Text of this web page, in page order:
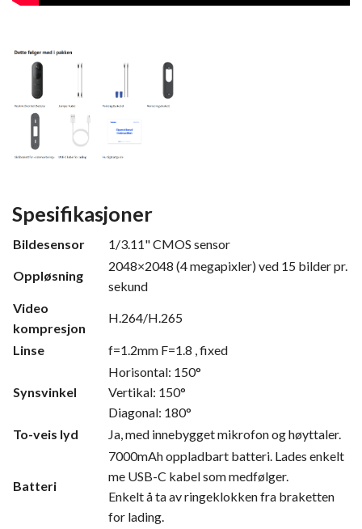
Spesifikasjoner
Bildesensor 1/3.11" CMOS sensor
Oppløsning
2048×2048 (4 megapixler) ved 15 bilder pr.
sekund
Video
kompresjon
H.264/H.265
Linse f=1.2mm F=1.8 , fixed
Synsvinkel
Horisontal: 150°
Vertikal: 150°
Diagonal: 180°
To-veis lyd
Ja, med innebygget mikrofon og høyttaler.
Batteri
7000mAh oppladbart batteri. Lades enkelt
me USB-C kabel som medfølger.
Enkelt å ta av ringeklokken fra braketten
for lading.